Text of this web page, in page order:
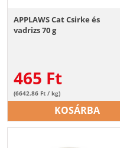
APPLAWS Cat Csirke és
vadrizs 70 g
465 Ft
(6642.86 Ft / kg)
KOSÁRBA